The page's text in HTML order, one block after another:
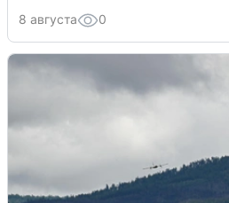
8 августа 0